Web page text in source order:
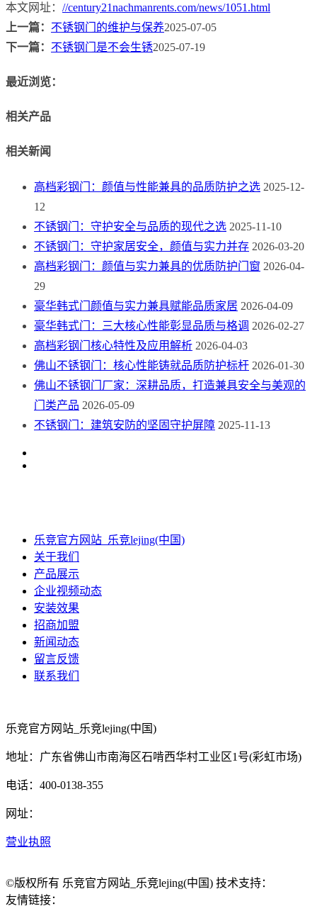
本文网址： //century21nachmanrents.com/news/1051.html
上一篇： 不锈钢门的维护与保养2025-07-05
下一篇： 不锈钢门是不会生锈2025-07-19
最近浏览：
相关产品
相关新闻
高档彩钢门：颜值与性能兼具的品质防护之选 2025-12-
12
不锈钢门：守护安全与品质的现代之选 2025-11-10
不锈钢门：守护家居安全，颜值与实力并存 2026-03-20
高档彩钢门：颜值与实力兼具的优质防护门窗 2026-04-
29
豪华韩式门颜值与实力兼具赋能品质家居 2026-04-09
豪华韩式门：三大核心性能彰显品质与格调 2026-02-27
高档彩钢门核心特性及应用解析 2026-04-03
佛山不锈钢门：核心性能铸就品质防护标杆 2026-01-30
佛山不锈钢门厂家：深耕品质，打造兼具安全与美观的
门类产品 2026-05-09
不锈钢门：建筑安防的坚固守护屏障 2025-11-13
乐竞官方网站_乐竞lejing(中国)
关于我们
产品展示
企业视频动态
安装效果
招商加盟
新闻动态
留言反馈
联系我们
乐竞官方网站_乐竞lejing(中国)
地址：广东省佛山市南海区石啃西华村工业区1号(彩虹市场)
电话：400-0138-355
网址：
营业执照
©版权所有 乐竞官方网站_乐竞lejing(中国) 技术支持：
友情链接：